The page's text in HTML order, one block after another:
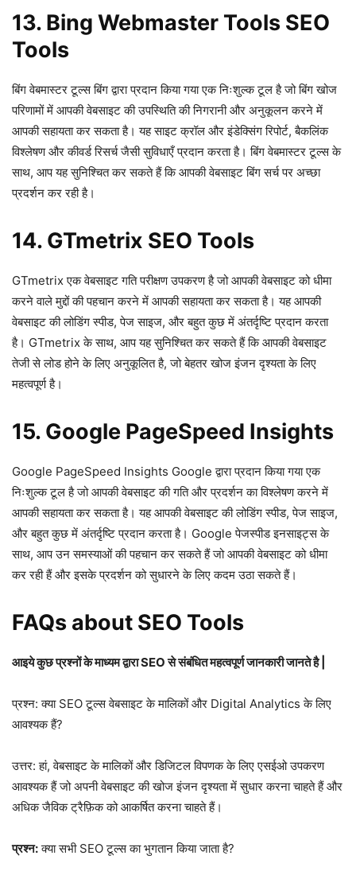
13. Bing Webmaster Tools SEO
Tools
बिंग वेबमास्टर टूल्स बिंग द्वारा प्रदान किया गया एक निःशुल्क टूल है जो बिंग खोज
परिणामों में आपकी वेबसाइट की उपस्थिति की निगरानी और अनुकूलन करने में
आपकी सहायता कर सकता है। यह साइट क्रॉल और इंडेक्सिंग रिपोर्ट, बैकलिंक
विश्लेषण और कीवर्ड रिसर्च जैसी सुविधाएँ प्रदान करता है। बिंग वेबमास्टर टूल्स के
साथ, आप यह सुनिश्चित कर सकते हैं कि आपकी वेबसाइट बिंग सर्च पर अच्छा
प्रदर्शन कर रही है।
14. GTmetrix SEO Tools
GTmetrix एक वेबसाइट गति परीक्षण उपकरण है जो आपकी वेबसाइट को धीमा
करने वाले मुद्दों की पहचान करने में आपकी सहायता कर सकता है। यह आपकी
वेबसाइट की लोडिंग स्पीड, पेज साइज, और बहुत कुछ में अंतर्दृष्टि प्रदान करता
है। GTmetrix के साथ, आप यह सुनिश्चित कर सकते हैं कि आपकी वेबसाइट
तेजी से लोड होने के लिए अनुकूलित है, जो बेहतर खोज इंजन दृश्यता के लिए
महत्वपूर्ण है।
15. Google PageSpeed Insights
Google PageSpeed ​​Insights Google द्वारा प्रदान किया गया एक
निःशुल्क टूल है जो आपकी वेबसाइट की गति और प्रदर्शन का विश्लेषण करने में
आपकी सहायता कर सकता है। यह आपकी वेबसाइट की लोडिंग स्पीड, पेज साइज,
और बहुत कुछ में अंतर्दृष्टि प्रदान करता है। Google पेजस्पीड इनसाइट्स के
साथ, आप उन समस्याओं की पहचान कर सकते हैं जो आपकी वेबसाइट को धीमा
कर रही हैं और इसके प्रदर्शन को सुधारने के लिए कदम उठा सकते हैं।
FAQs about SEO Tools
आइये कुछ प्रश्नों के माध्यम द्वारा SEO से संबंधित महत्वपूर्ण जानकारी जानते है |
प्रश्न: क्या SEO टूल्स वेबसाइट के मालिकों और Digital Analytics के लिए
आवश्यक हैं?
उत्तर: हां, वेबसाइट के मालिकों और डिजिटल विपणक के लिए एसईओ उपकरण
आवश्यक हैं जो अपनी वेबसाइट की खोज इंजन दृश्यता में सुधार करना चाहते हैं और
अधिक जैविक ट्रैफ़िक को आकर्षित करना चाहते हैं।
प्रश्न:क्या सभी SEO टूल्स का भुगतान किया जाता है?